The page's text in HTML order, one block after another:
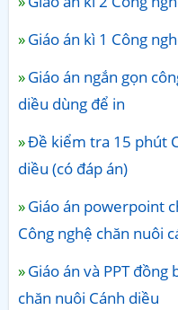
Giáo án kì 1 Công
Giáo án ngắn gọn
diều dùng để in
Đề kiểm tra 15 phút
diều (có đáp án)
Giáo án powerpoint
Công nghệ chăn nuôi
Giáo án và PPT
chăn nuôi Cánh diều